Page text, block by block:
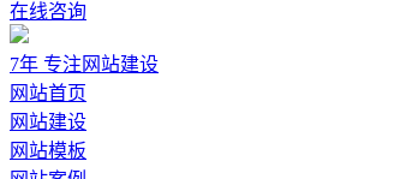
在线咨询
7年 专注网站建设
网站首页
网站建设
网站模板